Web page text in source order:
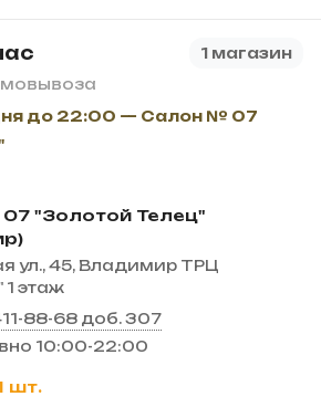
1 магазин
до 22:00 — Салон № 07
"Золотой Телец"
ул., 45, Владимир ТРЦ
1 этаж
88-68 доб. 307
10:00-22:00
шт.